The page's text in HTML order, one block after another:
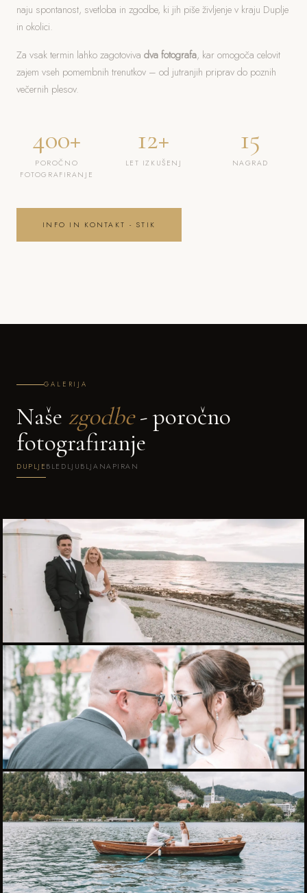
naju spontanost, svetloba in zgodbe, ki jih piše življenje v kraju Duplje
in okolici.
Za vsak termin lahko zagotoviva dva fotografa, kar omogoča celovit
zajem vseh pomembnih trenutkov – od jutranjih priprav do poznih
večernih plesov.
400+
POROČNO
FOTOGRAFIRANJE
12+
LET IZKUŠENJ
15
NAGRAD
INFO IN KONTAKT - STIK
GALERIJA
Naše zgodbe- poročno
fotografiranje
DUPLJE BLED LJUBLJANA PIRAN